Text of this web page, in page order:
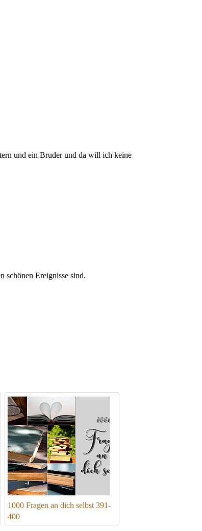
und ein Bruder und da will ich keine
schönen Ereignisse sind.
1000 Fragen an dich selbst 391-
400